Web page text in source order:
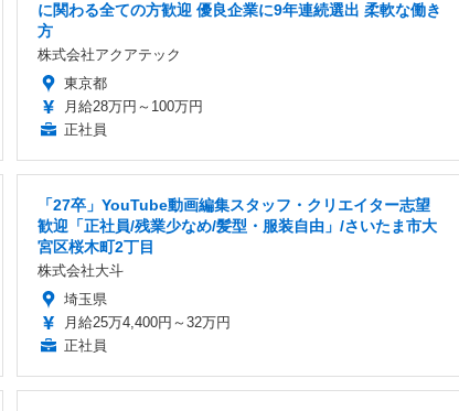
に関わる全ての方歓迎 優良企業に9年連続選出 柔軟な働き
方
株式会社アクアテック
東京都
月給28万円～100万円
正社員
「27卒」YouTube動画編集スタッフ・クリエイター志望
歓迎「正社員/残業少なめ/髪型・服装自由」/さいたま市大
宮区桜木町2丁目
株式会社大斗
埼玉県
月給25万4,400円～32万円
正社員